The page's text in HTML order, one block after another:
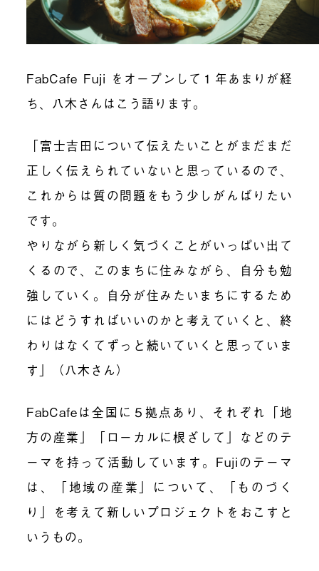
FabCafe Fuji をオープンして１年あまりが経
ち、八木さんはこう語ります。
「富士吉田について伝えたいことがまだまだ
正しく伝えられていないと思っているので、
これからは質の問題をもう少しがんばりたい
です。
やりながら新しく気づくことがいっぱい出て
くるので、このまちに住みながら、自分も勉
強していく。自分が住みたいまちにするため
にはどうすればいいのかと考えていくと、終
わりはなくてずっと続いていくと思っていま
す」（八木さん）
FabCafeは全国に５拠点あり、それぞれ「地
方の産業」「ローカルに根ざして」などのテ
ーマを持って活動しています。Fujiのテーマ
は、「地域の産業」について、「ものづく
り」を考えて新しいプロジェクトをおこすと
いうもの。